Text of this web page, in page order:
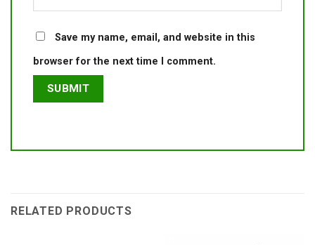
Save my name, email, and website in this
browser for the next time I comment.
RELATED PRODUCTS